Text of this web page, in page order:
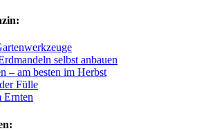
selbst anbauen
– am besten im Herbst
Fülle
Ernten